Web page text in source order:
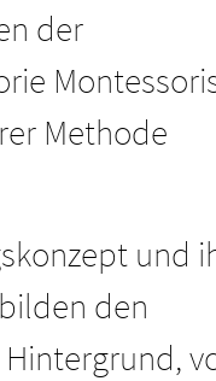
der
Methode
und
den